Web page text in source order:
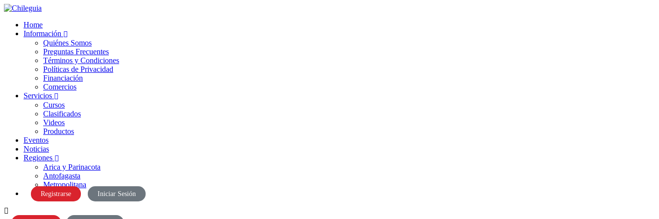
Home
Información
Quiénes Somos
Preguntas Frecuentes
Términos y Condiciones
Políticas de Privacidad
Financiación
Comercios
Servicios
Cursos
Clasificados
Videos
Productos
Eventos
Noticias
Regiones
Arica y Parinacota
Antofagasta
Metropolitana
Registrarse Iniciar Sesión